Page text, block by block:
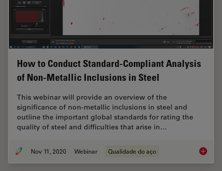
How to Conduct Standard-Compliant Analysis
of Non-Metallic Inclusions in Steel
This webinar will provide an overview of the
significance of non-metallic inclusions in steel and
outline the important global standards for rating the
quality of steel and difficulties that arise in…
Nov 11, 2020 Webinar Qualidade do aço How to